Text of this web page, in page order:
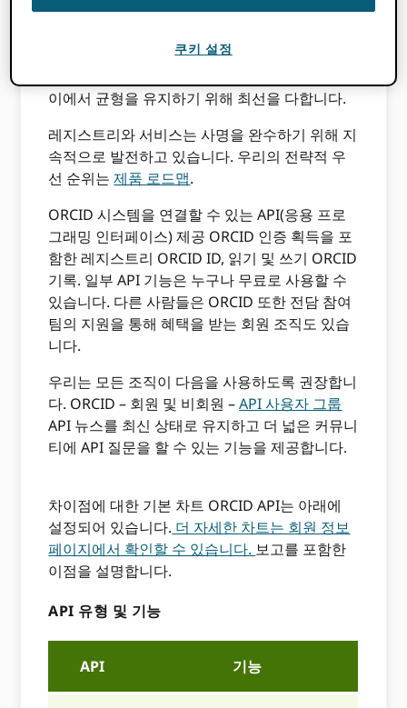
기능을 제공합니다. 레지스트리, 공개 API, 회원
서비스를 제공합니다. 우리는 연구원, 그들이 협
이에서 균형을 유지하기 위해 최선을 다합니다.
레지스트리와 서비스는 사명을 완수하기 위해 지
속적으로 발전하고 있습니다. 우리의 전략적 우
선 순위는제품 로드맵.
ORCID 시스템을 연결할 수 있는 API(응용 프로
그래밍 인터페이스) 제공 ORCID 인증 획득을 포
함한 레지스트리 ORCID ID, 읽기 및 쓰기 ORCID
기록. 일부 API 기능은 누구나 무료로 사용할 수
있습니다. 다른 사람들은 ORCID 또한 전담 참여
팀의 지원을 통해 혜택을 받는 회원 조직도 있습
니다.
우리는 모든 조직이 다음을 사용하도록 권장합니
다. ORCID – 회원 및 비회원 –API 사용자 그룹
API 뉴스를 최신 상태로 유지하고 더 넓은 커뮤니
티에 API 질문을 할 수 있는 기능을 제공합니다.
차이점에 대한 기본 차트 ORCID API는 아래에
설정되어 있습니다. 더 자세한 차트는 회원 정보
페이지에서 확인할 수 있습니다. 보고를 포함한
이점을 설명합니다.
API 유형 및 기능
API 기능
쿠키 설정